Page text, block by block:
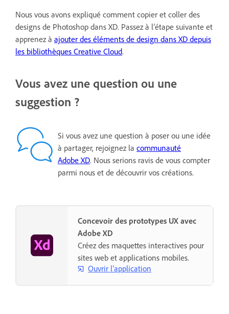
Nous vous avons expliqué comment copier et coller des
designs de Photoshop dans XD. Passez à l’étape suivante et
apprenez à ajouter des éléments de design dans XD depuis
les bibliothèques Creative Cloud.
Vous avez une question ou une
suggestion ?
Si vous avez une question à poser ou une idée
à partager, rejoignez la communauté
Adobe XD. Nous serions ravis de vous compter
parmi nous et de découvrir vos créations.
Concevoir des prototypes UX avec
Adobe XD
Créez des maquettes interactives pour
sites web et applications mobiles.
Ouvrir l’application